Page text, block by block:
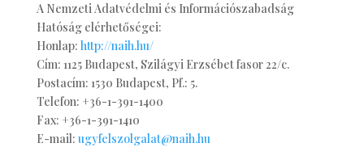
A Nemzeti Adatvédelmi és Információszabadság
Hatóság elérhetőségei:
Honlap: http://naih.hu/
Cím: 1125 Budapest, Szilágyi Erzsébet fasor 22/c.
Postacím: 1530 Budapest, Pf.: 5.
Telefon: +36-1-391-1400
Fax: +36-1-391-1410
E-mail: ugyfelszolgalat@naih.hu